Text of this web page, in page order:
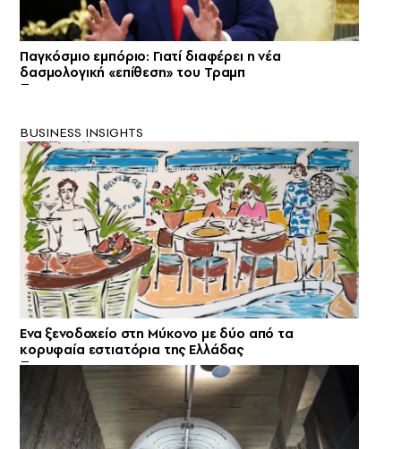
Παγκόσμιο εμπόριο: Γιατί διαφέρει η νέα
δασμολογική «επίθεση» του Τραμπ
BUSINESS INSIGHTS
Ενα ξενοδοχείο στη Μύκονο με δύο από τα
κορυφαία εστιατόρια της Ελλάδας